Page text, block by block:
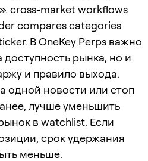
cross-market workflows
compares categories
В OneKey Perps важно
доступность рынка, но и
и правило выхода.
одной новости или стоп
лучше уменьшить
в watchlist. Если
срок удержания
меньше.